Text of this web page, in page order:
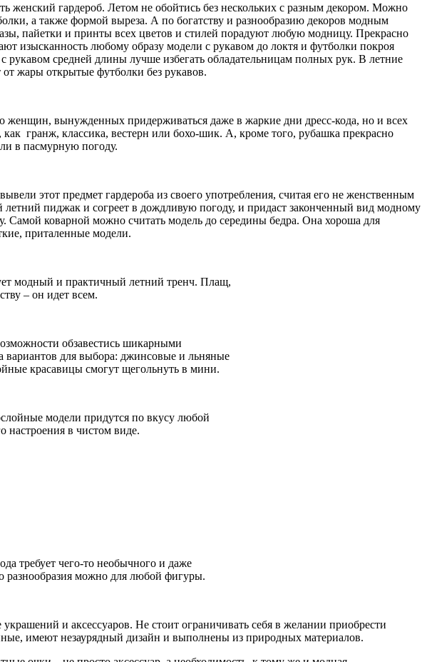
женский гардероб. Летом не обойтись без нескольких с разным декором. Можно
а также формой выреза. А по богатству и разнообразию декоров модным
пайетки и принты всех цветов и стилей порадуют любую модницу. Прекрасно
изысканность любому образу модели с рукавом до локтя и футболки покроя
средней длины лучше избегать обладательницам полных рук. В летние
жары открытые футболки без рукавов.
женщин, вынужденных придерживаться даже в жаркие дни дресс-кода, но и всех
как гранж, классика, вестерн или бохо-шик. А, кроме того, рубашка прекрасно
в пасмурную погоду.
этот предмет гардероба из своего употребления, считая его не женственным
пиджак и согреет в дождливую погоду, и придаст законченный вид модному
Самой коварной можно считать модель до середины бедра. Она хороша для
приталенные модели.
модный и практичный летний тренч. Плащ,
– он идет всем.
обзавестись шикарными
вариантов для выбора: джинсовые и льняные
красавицы смогут щегольнуть в мини.
модели придутся по вкусу любой
настроения в чистом виде.
требует чего-то необычного и даже
разнообразия можно для любой фигуры.
и аксессуаров. Не стоит ограничивать себя в желании приобрести
имеют незаурядный дизайн и выполнены из природных материалов.